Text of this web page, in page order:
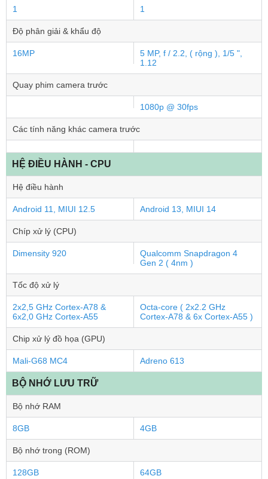
1 1
Độ phân giải & khẩu độ
16MP
5 MP, f / 2.2, ( rộng ), 1/5 ",
1.12
Quay phim camera trước
1080p @ 30fps
Các tính năng khác camera trước
HỆ ĐIỀU HÀNH - CPU
Hệ điều hành
Android 11, MIUI 12.5 Android 13, MIUI 14
Chíp xử lý (CPU)
Dimensity 920
Qualcomm Snapdragon 4
Gen 2 ( 4nm )
Tốc độ xử lý
2x2,5 GHz Cortex-A78 &
6x2,0 GHz Cortex-A55
Octa-core ( 2x2.2 GHz
Cortex-A78 & 6x Cortex-A55 )
Chip xử lý đồ họa (GPU)
Mali-G68 MC4 Adreno 613
BỘ NHỚ LƯU TRỮ
Bộ nhớ RAM
8GB 4GB
Bộ nhớ trong (ROM)
128GB 64GB